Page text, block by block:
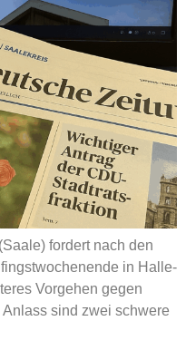
fordert nach den
in Halle-
Vorgehen gegen
sind zwei schwere